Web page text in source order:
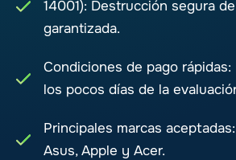
14001): Destrucción segura
garantizada.
Condiciones de pago rápidas:
los pocos días de la
Principales marcas
Asus, Apple y Acer.